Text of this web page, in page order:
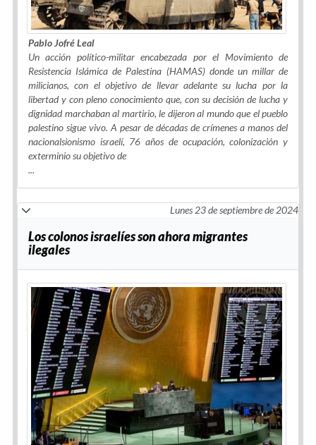
Pablo Jofré Leal
Un acción político-militar encabezada por el Movimiento de
Resistencia Islámica de Palestina (HAMAS) donde un millar de
milicianos, con el objetivo de llevar adelante su lucha por la
libertad y con pleno conocimiento que, con su decisión de lucha y
dignidad marchaban al martirio, le dijeron al mundo que el pueblo
palestino sigue vivo. A pesar de décadas de crímenes a manos del
nacionalsionismo israelí, 76 años de ocupación, colonización y
exterminio su objetivo de
...
Lunes 23 de septiembre de 2024
Los colonos israelíes son ahora migrantes
ilegales